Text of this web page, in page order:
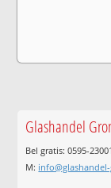
Glashandel
Bel gratis: 0595-
M: